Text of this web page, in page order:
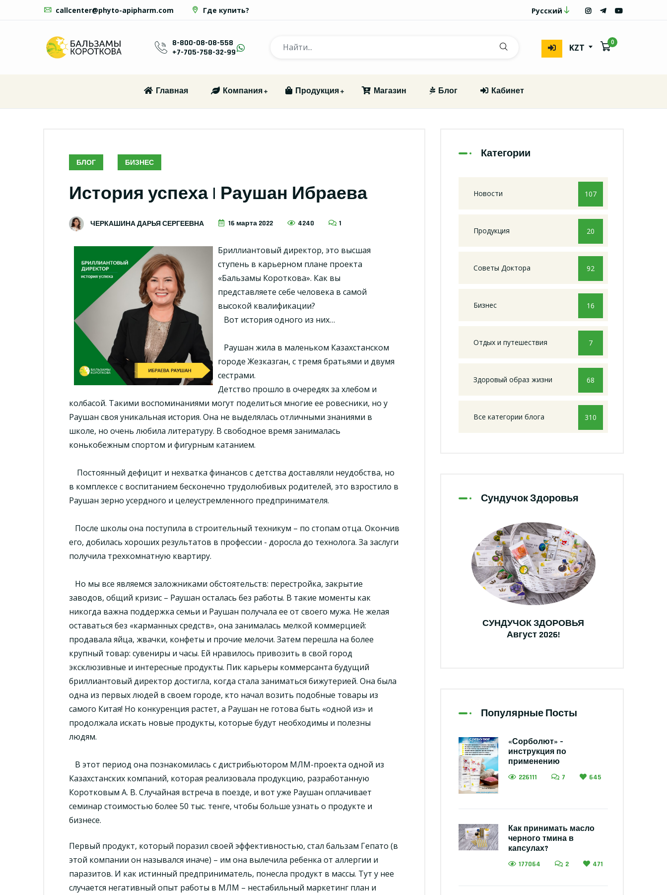
callcenter@phyto-apipharm.com Где купить? Русский
8-800-08-08-558
+7-705-758-32-99
KZT
0
Главная Компания Продукция Магазин Блог Кабинет
БЛОГ БИЗНЕС
История успеха | Раушан Ибраева
ЧЕРКАШИНА ДАРЬЯ СЕРГЕЕВНА 16 марта 2022 4240 1
Бриллиантовый директор, это высшая
ступень в карьерном плане проекта
«Бальзамы Короткова». Как вы
представляете себе человека в самой
высокой квалификации?
Вот история одного из них…
Раушан жила в маленьком Казахстанском
городе Жезказган, с тремя братьями и двумя
сестрами.
Детство прошло в очередях за хлебом и
колбасой. Такими воспоминаниями могут поделиться многие ее ровесники, но у
Раушан своя уникальная история. Она не выделялась отличными знаниями в
школе, но очень любила литературу. В свободное время занималась
конькобежным спортом и фигурным катанием.
Постоянный дефицит и нехватка финансов с детства доставляли неудобства, но
в комплексе с воспитанием бесконечно трудолюбивых родителей, это взростило в
Раушан зерно усердного и целеустремленного предпринимателя.
После школы она поступила в строительный техникум – по стопам отца. Окончив
его, добилась хороших результатов в профессии - доросла до технолога. За заслуги
получила трехкомнатную квартиру.
Но мы все являемся заложниками обстоятельств: перестройка, закрытие
заводов, общий кризис – Раушан осталась без работы. В такие моменты как
никогда важна поддержка семьи и Раушан получала ее от своего мужа. Не желая
оставаться без «карманных средств», она занималась мелкой коммерцией:
продавала яйца, жвачки, конфеты и прочие мелочи. Затем перешла на более
крупный товар: сувениры и часы. Ей нравилось привозить в свой город
эксклюзивные и интересные продукты. Пик карьеры коммерсанта будущий
бриллиантовый директор достигла, когда стала заниматься бижутерией. Она была
одна из первых людей в своем городе, кто начал возить подобные товары из
самого Китая! Но конкуренция растет, а Раушан не готова быть «одной из» и
продолжала искать новые продукты, которые будут необходимы и полезны
людям.
В этот период она познакомилась с дистрибьютором МЛМ-проекта одной из
Казахстанских компаний, которая реализовала продукцию, разработанную
Коротковым А. В. Случайная встреча в поезде, и вот уже Раушан оплачивает
семинар стоимостью более 50 тыс. тенге, чтобы больше узнать о продукте и
бизнесе.
Первый продукт, который поразил своей эффективностью, стал бальзам Гепато (в
этой компании он назывался иначе) – им она вылечила ребенка от аллергии и
паразитов. И как истинный предприниматель, понесла продукт в массы. Тут у нее
случается негативный опыт работы в МЛМ – нестабильный маркетинг план и
Категории
Новости 107
Продукция 20
Советы Доктора 92
Бизнес 16
Отдых и путешествия 7
Здоровый образ жизни 68
Все категории блога 310
Сундучок Здоровья
СУНДУЧОК ЗДОРОВЬЯ
Август 2026!
Популярные Посты
«Сорболют» –
инструкция по
применению
226111 7 645
Как принимать масло
черного тмина в
капсулах?
177064 2 471